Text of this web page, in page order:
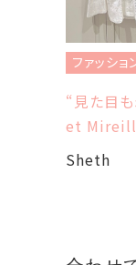
ファッショ
“見た目
et
Sheth